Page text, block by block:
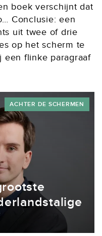
boek verschijnt dat
Conclusie: een
uit twee of drie
op het scherm te
een flinke paragraaf
ACHTER DE SCHERMEN